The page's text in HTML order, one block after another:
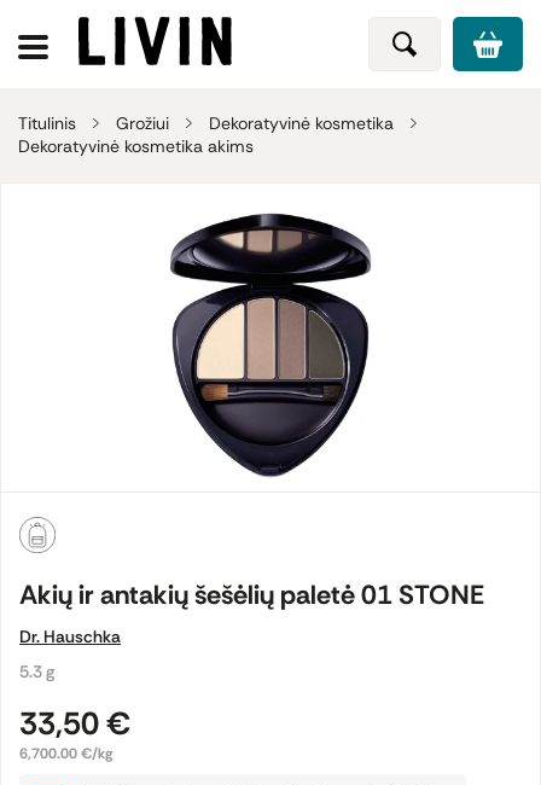
Titulinis Grožiui
Dekoratyvinė kosmetika
Dekoratyvinė kosmetika akims
Akių ir antakių šešėlių paletė 01 STONE
Dr. Hauschka
5.3 g
33,50 €
6,700.00 €/kg